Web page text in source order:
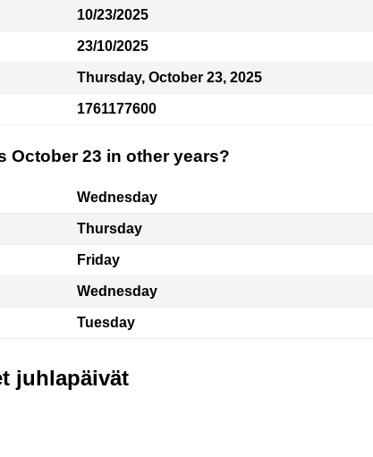
10/23/2025
23/10/2025
Thursday, October 23, 2025
1761177600
October 23 in other years?
Wednesday
Thursday
Friday
Wednesday
Tuesday
juhlapäivät